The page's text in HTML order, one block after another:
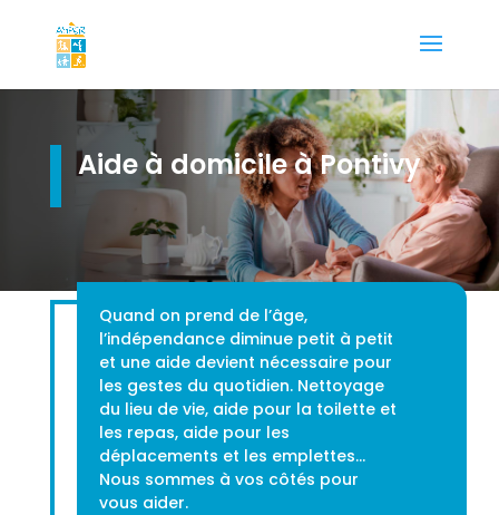
Aide à domicile à Pontivy
Quand on prend de l’âge,
l’indépendance diminue petit à petit
et une aide devient nécessaire pour
les gestes du quotidien. Nettoyage
du lieu de vie, aide pour la toilette et
les repas, aide pour les
déplacements et les emplettes…
Nous sommes à vos côtés pour
vous aider.